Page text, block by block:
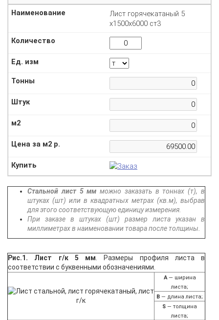
Лист горячекатаный 5
х1500х6000 ст3
Стальной лист 5 ммможно заказать в тоннах (т), в
штуках (шт) или в квадратных метрах (кв.м), выбрав
для этого соответствующую единицу измерения.
При заказе в штуках (шт) размер листа указан в
миллиметрах в наименовании товара после толщины.
Рис.1. Лист г/к 5 мм. Размеры профиля листа в
соответствии с буквенными обозначениями.
A— ширина
листа;
В — длина листа;
S — толщина
листа;